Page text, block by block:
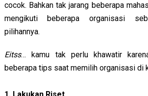
cocok. Bahkan tak jarang beberapa
mengikuti beberapa organisasi
pilihannya.
Eitss… kamu tak perlu khawatir
beberapa tips saat memilih organisasi di